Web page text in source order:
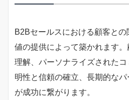
B2Bセールスにおける顧客と
値の提供によって築かれます
理解、パーソナライズされた
明性と信頼の確立、長期的な
が成功に繋がります。